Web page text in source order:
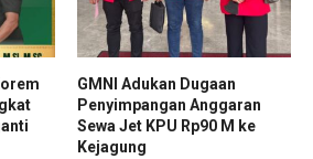
GMNI Adukan Dugaan
Penyimpangan Anggaran
Sewa Jet KPU Rp90 M ke
Kejagung